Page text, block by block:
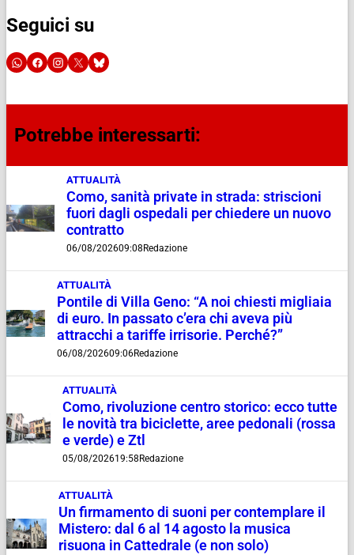
Seguici su
Potrebbe interessarti:
ATTUALITÀ
Como, sanità private in strada: striscioni
fuori dagli ospedali per chiedere un nuovo
contratto
06/08/202609:08 Redazione
ATTUALITÀ
Pontile di Villa Geno: “A noi chiesti migliaia
di euro. In passato c’era chi aveva più
attracchi a tariffe irrisorie. Perché?”
06/08/202609:06Redazione
ATTUALITÀ
Como, rivoluzione centro storico: ecco tutte
le novità tra biciclette, aree pedonali (rossa
e verde) e Ztl
05/08/202619:58 Redazione
ATTUALITÀ
Un firmamento di suoni per contemplare il
Mistero: dal 6 al 14 agosto la musica
risuona in Cattedrale (e non solo)